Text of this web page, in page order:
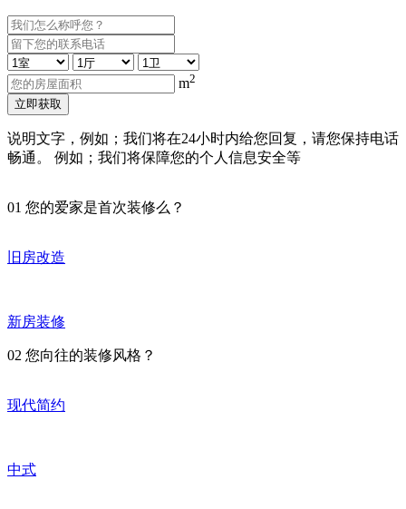
m2
立即获取
说明文字，例如；我们将在24小时内给您回复，请您保持电话
畅通。 例如；我们将保障您的个人信息安全等
01 您的爱家是首次装修么？
旧房改造
新房装修
02 您向往的装修风格？
现代简约
中式